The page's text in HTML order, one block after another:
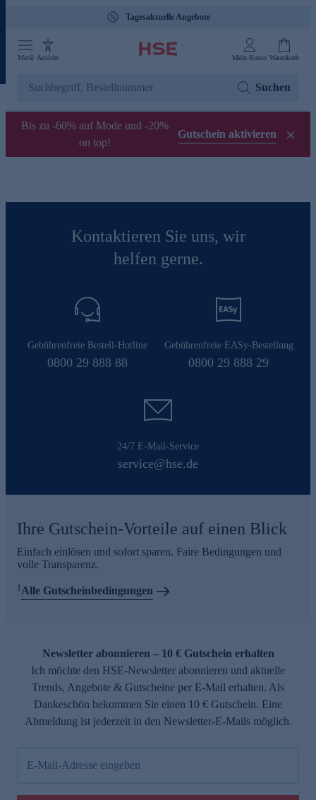
Tagesaktuelle Angebote
Menü Ansicht Mein Konto Warenkorb
Suchen
Bis zu -60% auf Mode und -20%
on top!
Gutschein aktivieren
Kontaktieren Sie uns, wir
helfen gerne.
Gebührenfreie Bestell-Hotline
0800 29 888 88
Gebührenfreie EASy-Bestellung
0800 29 888 29
24/7 E-Mail-Service
service@hse.de
Ihre Gutschein-Vorteile auf einen Blick
Einfach einlösen und sofort sparen. Faire Bedingungen und
volle Transparenz.
1Alle Gutscheinbedingungen
Newsletter abonnieren – 10 € Gutschein erhalten
Ich möchte den HSE-Newsletter abonnieren und aktuelle
Trends, Angebote & Gutscheine per E-Mail erhalten. Als
Dankeschön bekommen Sie einen 10 € Gutschein. Eine
Abmeldung ist jederzeit in den Newsletter-E-Mails möglich.
E-Mail-Adresse eingeben